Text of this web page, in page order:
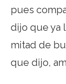
pues
dijo que ya
mitad de
que dijo,